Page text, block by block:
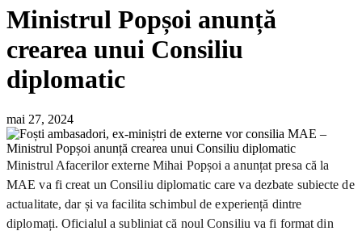
Ministrul Popșoi anunță
crearea unui Consiliu
diplomatic
mai 27, 2024
Ministrul Afacerilor externe Mihai Popșoi a anunțat presa că la
MAE va fi creat un Consiliu diplomatic care va dezbate subiecte de
actualitate, dar și va facilita schimbul de experiență dintre
diplomați. Oficialul a subliniat că noul Consiliu va fi format din